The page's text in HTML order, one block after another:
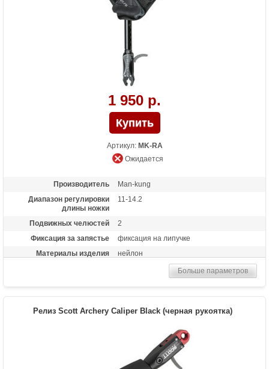
1 950 р.
Артикул: MK-RA
Ожидается
Производитель
Man-kung
Диапазон регулировки
длины ножки
11-14.2
Подвижных челюстей
2
Фиксация за запястье
фиксация на липучке
Материалы изделия
нейлон
голова крепится на жесткой ножке
Больше параметров
Релиз Scott Archery Caliper Black (черная рукоятка)